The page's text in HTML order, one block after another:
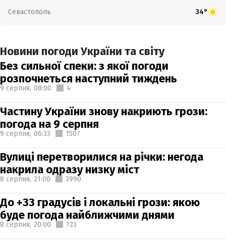
Севастополь 34°
Новини погоди України та світу
Без сильної спеки: з якої погоди
розпочнеться наступний тиждень
9 серпня, 08:00 4
Частину України знову накриють грози:
погода на 9 серпня
9 серпня, 06:33 1507
Вулиці перетворилися на річки: негода
накрила одразу низку міст
8 серпня, 21:00 3990
До +33 градусів і локальні грози: якою
буде погода найближчими днями
8 серпня, 20:00 723